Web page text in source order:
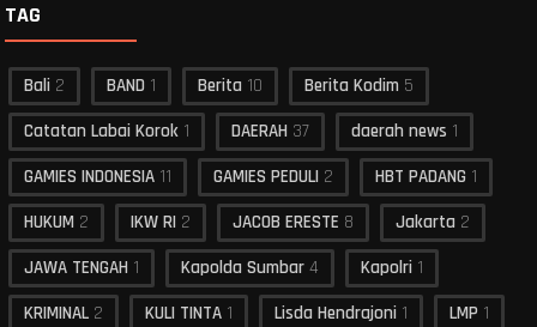
TAG
Bali 2 BAND 1 Berita 10 Berita Kodim 5
Catatan Labai Korok 1 DAERAH 37 daerah news 1
GAMIES INDONESIA 11 GAMIES PEDULI 2 HBT PADANG 1
HUKUM 2 IKW RI 2 JACOB ERESTE 8 Jakarta 2
JAWA TENGAH 1 Kapolda Sumbar 4 Kapolri 1
KRIMINAL 2 KULI TINTA 1 Lisda Hendrajoni 1 LMP 1